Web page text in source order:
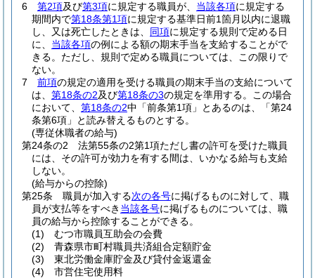
6
第2項及び第3項に規定する職員が、 当該各項に規定する
期間内で第18条第1項に規定する基準日前1箇月以内に退職
し、又は死亡したときは、 同項に規定する規則で定める日
に、 当該各項の例による額の期末手当を支給することがで
きる。 ただし、規則で定める職員については、この限りで
ない。
7
前項の規定の適用を受ける職員の期末手当の支給について
は、 第18条の2及び第18条の3の規定を準用する。
この場合
において、 第18条の2中「前条第1項」とあるのは、「第24
条第6項」と読み替えるものとする。
(専従休職者の給与)
第24条の2
法第55条の2第1項ただし書の許可を受けた職員
には、その許可が効力を有する間は、いかなる給与も支給
しない。
(給与からの控除)
第25条
職員が加入する次の各号に掲げるものに対して、職
員が支払等をすべき 当該各号に掲げるものについては、職
員の給与から控除することができる。
(1)
むつ市職員互助会の会費
(2)
青森県市町村職員共済組合定額貯金
(3)
東北労働金庫貯金及び貸付金返還金
(4)
市営住宅使用料